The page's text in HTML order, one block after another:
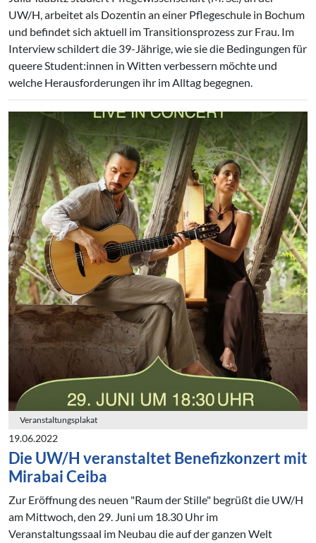
UW/H, arbeitet als Dozentin an einer Pflegeschule in Bochum
und befindet sich aktuell im Transitionsprozess zur Frau. Im
Interview schildert die 39-Jährige, wie sie die Bedingungen für
queere Student:innen in Witten verbessern möchte und
welche Herausforderungen ihr im Alltag begegnen.
Veranstaltungsplakat
19.06.2022
Die UW/H veranstaltet Benefizkonzert mit
Mirabai Ceiba
Zur Eröffnung des neuen "Raum der Stille" begrüßt die UW/H
am Mittwoch, den 29. Juni um 18.30 Uhr im
Veranstaltungssaal im Neubau die auf der ganzen Welt